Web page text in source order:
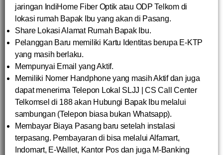
jaringan IndiHome Fiber Optik atau ODP Telkom di
lokasi rumah Bapak Ibu yang akan di Pasang.
Share Lokasi Alamat Rumah Bapak Ibu.
Pelanggan Baru memiliki Kartu Identitas berupa E-KTP
yang masih berlaku.
Mempunyai Email yang Aktif.
Memiliki Nomer Handphone yang masih Aktif dan juga
dapat menerima Telepon Lokal SLJJ | CS Call Center
Telkomsel di 188 akan Hubungi Bapak Ibu melalui
sambungan (Telepon biasa bukan Whatsapp).
Membayar Biaya Pasang baru setelah instalasi
terpasang. Pembayaran di bisa melalui Alfamart,
Indomart, E-Wallet, Kantor Pos dan juga M-Banking